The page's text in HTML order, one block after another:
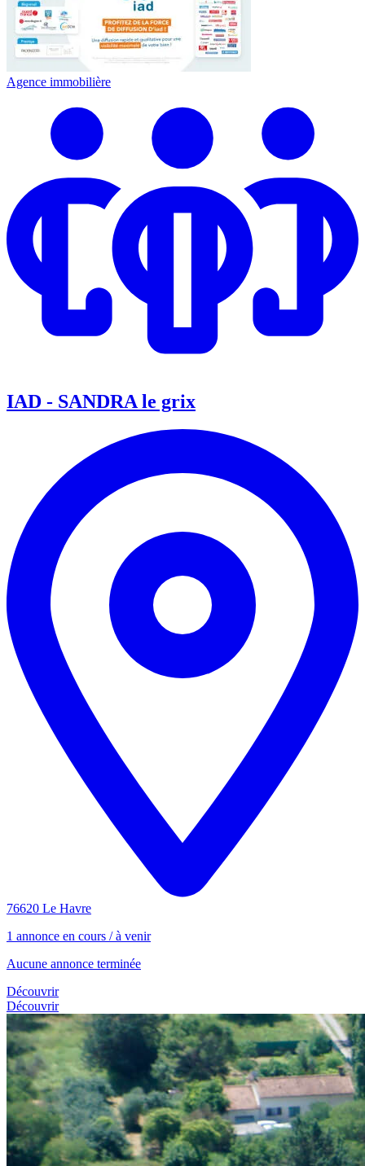
Agence immobilière
IAD - SANDRA le grix
76620 Le Havre
1 annonce en cours / à venir
Aucune annonce terminée
Découvrir
Découvrir